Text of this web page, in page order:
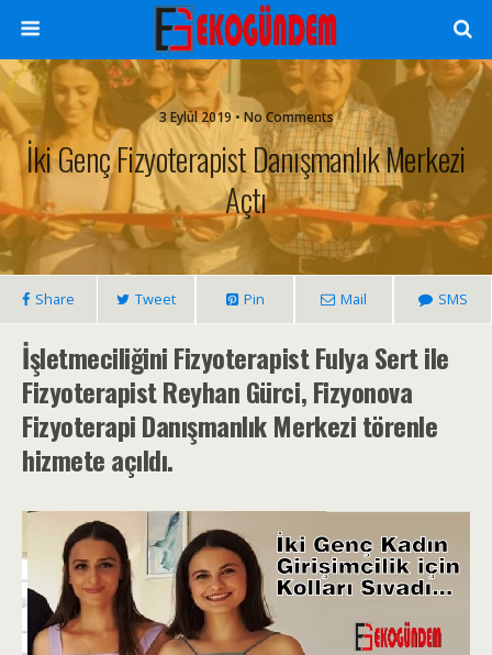
3 Eylül 2019 • No Comments
İki Genç Fizyoterapist Danışmanlık Merkezi
Açtı
Share Tweet Pin Mail SMS
İşletmeciliğini Fizyoterapist Fulya Sert ile
Fizyoterapist Reyhan Gürci, Fizyonova
Fizyoterapi Danışmanlık Merkezi törenle
hizmete açıldı.